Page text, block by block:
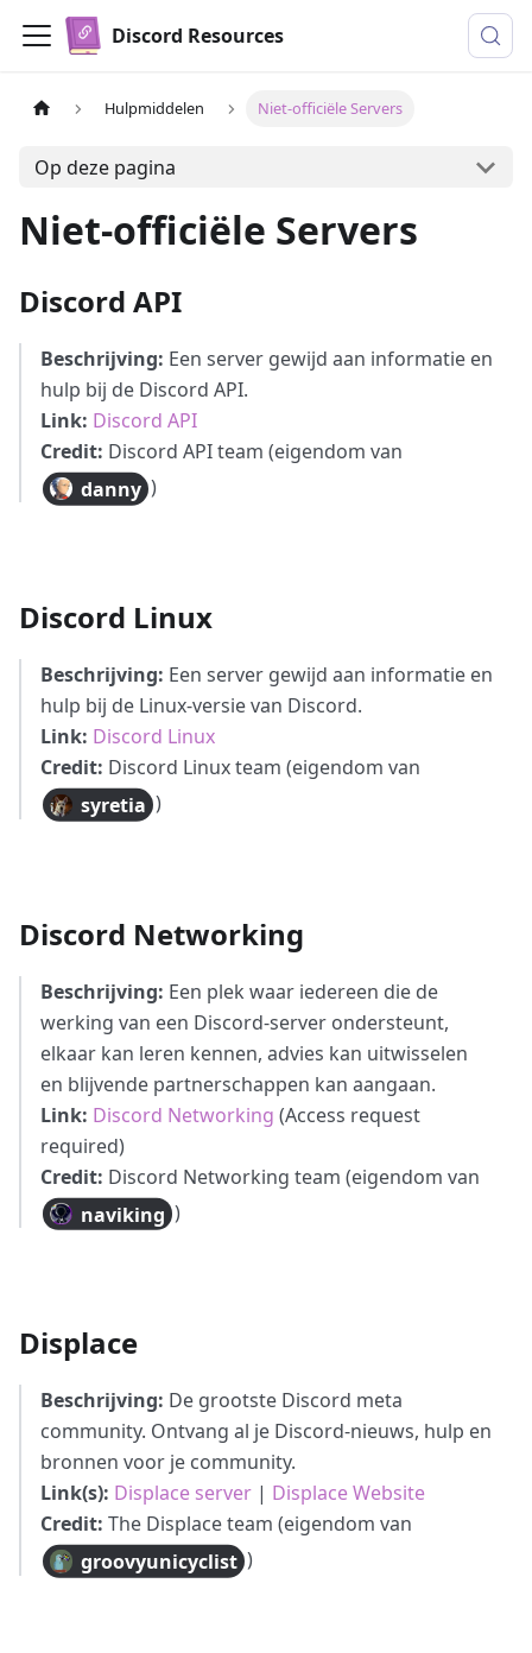
Discord Resources
Hulpmiddelen Niet-officiële Servers
Op deze pagina
Niet-officiële Servers
Discord API
Beschrijving: Een server gewijd aan informatie en
hulp bij de Discord API.
Link: Discord API
Credit: Discord API team (eigendom van
danny )
Discord Linux
Beschrijving: Een server gewijd aan informatie en
hulp bij de Linux-versie van Discord.
Link: Discord Linux
Credit: Discord Linux team (eigendom van
syretia )
Discord Networking
Beschrijving: Een plek waar iedereen die de
werking van een Discord-server ondersteunt,
elkaar kan leren kennen, advies kan uitwisselen
en blijvende partnerschappen kan aangaan.
Link: Discord Networking (Access request
required)
Credit: Discord Networking team (eigendom van
naviking )
Displace
Beschrijving: De grootste Discord meta
community. Ontvang al je Discord-nieuws, hulp en
bronnen voor je community.
Link(s): Displace server | Displace Website
Credit: The Displace team (eigendom van
groovyunicyclist )